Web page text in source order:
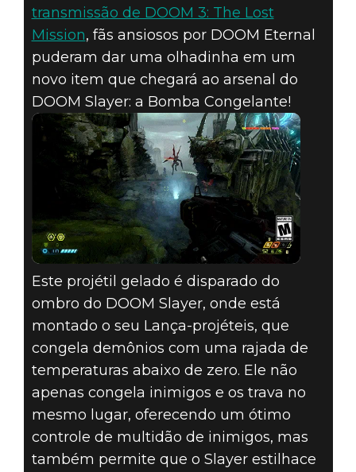
DOOM® Eternal
25 de outubro de 2019
O MAIS NOVO
EQUIPAMENTO
DO SLAYER
DEIXA OS
DEMÔNIOS
NUMA FRIA
transmissão de DOOM 3: The Lost
Mission, fãs ansiosos por DOOM Eternal
puderam dar uma olhadinha em um
novo item que chegará ao arsenal do
DOOM Slayer: a Bomba Congelante!
Este projétil gelado é disparado do
ombro do DOOM Slayer, onde está
montado o seu Lança-projéteis, que
congela demônios com uma rajada de
temperaturas abaixo de zero. Ele não
apenas congela inimigos e os trava no
mesmo lugar, oferecendo um ótimo
controle de multidão de inimigos, mas
também permite que o Slayer estilhace